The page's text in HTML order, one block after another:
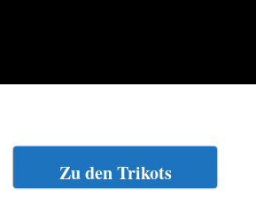
Zu den Trikots